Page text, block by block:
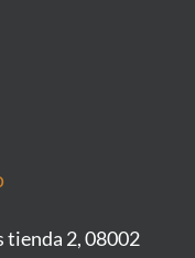
tienda 2, 08002